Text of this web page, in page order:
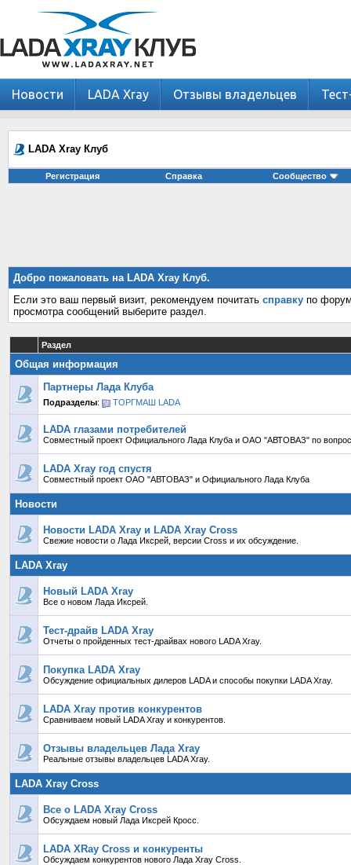
Новости LADA Xray Отзывы владельцев
LADA Xray Клуб
Регистрация Справка Сообщество
Добро пожаловать на LADA Xray Клуб.
Если это ваш первый визит, рекомендуем почитать справку по
просмотра сообщений выберите раздел.
Раздел
Общая информация
Партнеры Лада Клуба
Подразделы: ТОРГМАШ LADA
LADA глазами потребителей
Совместный проект Официального Лада Клуба и ОАО "АВТОВАЗ" по
LADA Xray год спустя
Совместный проект ОАО "АВТОВАЗ" и Официального Лада Клуба
Новости
Новости LADA Xray и LADA Xray Cross
Свежие новости о Лада Иксрей, версии Cross и их обсуждение.
LADA Xray
Новый LADA Xray
Все о новом Лада Иксрей.
Тест-драйв LADA Xray
Отчеты о пройденных тест-драйвах нового LADA Xray.
Покупка LADA Xray
Обсуждение официальных дилеров LADA и способы покупки LADA Xray.
LADA Xray против конкурентов
Сравниваем новый LADA Xray и конкурентов.
Отзывы владельцев Лада Xray
Реальные отзывы владельцев LADA Xray.
LADA Xray Cross
Все о LADA Xray Cross
Обсуждаем новый Лада Иксрей Кросс.
LADA XRay Cross и конкуренты
Обсуждаем конкурентов нового Лада Xray Cross.